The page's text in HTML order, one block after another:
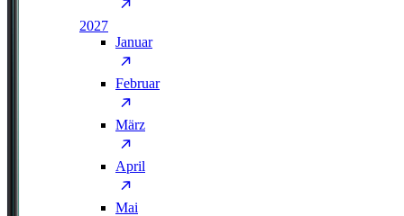
2027
Januar
Februar
März
April
Mai